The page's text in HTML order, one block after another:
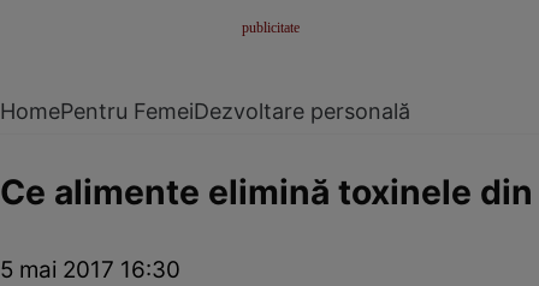
HomePentru FemeiDezvoltare personală
Ce alimente elimină toxinele
5 mai 2017 16:30